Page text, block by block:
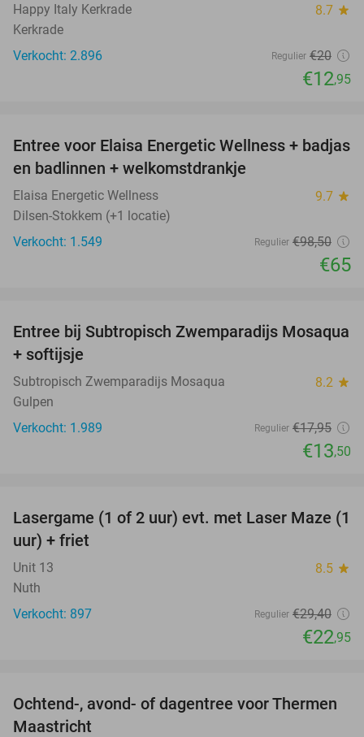
Happy Italy Kerkrade 8.7 star
Kerkrade
Verkocht: 2.896
Regulier €20
€12,95
34%
Entree voor Elaisa Energetic Wellness + badjas
en badlinnen + welkomstdrankje
Elaisa Energetic Wellness 9.7 star
Dilsen-Stokkem (+1 locatie)
Verkocht: 1.549
Regulier €98,50
€65
25%
Entree bij Subtropisch Zwemparadijs Mosaqua
+ softijsje
Subtropisch Zwemparadijs Mosaqua 8.2 star
Gulpen
Verkocht: 1.989
Regulier €17,95
€13,50
22%
Lasergame (1 of 2 uur) evt. met Laser Maze (1
uur) + friet
Unit 13 8.5 star
Nuth
Verkocht: 897
Regulier €29,40
€22,95
25%
Ochtend-, avond- of dagentree voor Thermen
Maastricht